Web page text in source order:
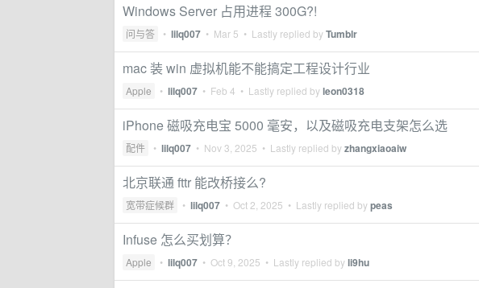
Windows Server 占用进程 300G?!
问与答 • lilq007 • Mar 5 • Lastly replied byTumblr
mac 装 win 虚拟机能不能搞定工程设计行业
Apple • lilq007 • Feb 4 • Lastly replied byleon0318
iPhone 磁吸充电宝 5000 毫安，以及磁吸充电支架怎么选
配件 • lilq007 • Nov 3, 2025 • Lastly replied byzhangxiaoaiw
北京联通 fttr 能改桥接么?
宽带症候群 • lilq007 • Oct 2, 2025 • Lastly replied bypeas
Infuse 怎么买划算？
Apple • lilq007 • Oct 9, 2025 • Lastly replied byli9hu